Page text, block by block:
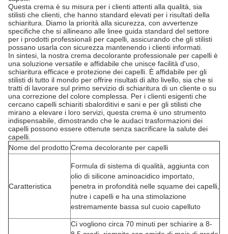
Questa crema è su misura per i clienti attenti alla qualità, sia
stilisti che clienti, che hanno standard elevati per i risultati della
schiaritura. Diamo la priorità alla sicurezza, con avvertenze
specifiche che si allineano alle linee guida standard del settore
per i prodotti professionali per capelli, assicurando che gli stilisti
possano usarla con sicurezza mantenendo i clienti informati.
In sintesi, la nostra crema decolorante professionale per capelli è
una soluzione versatile e affidabile che unisce facilità d'uso,
schiaritura efficace e protezione dei capelli. È affidabile per gli
stilisti di tutto il mondo per offrire risultati di alto livello, sia che si
tratti di lavorare sul primo servizio di schiaritura di un cliente o su
una correzione del colore complessa. Per i clienti esigenti che
cercano capelli schiariti sbalorditivi e sani e per gli stilisti che
mirano a elevare i loro servizi, questa crema è uno strumento
indispensabile, dimostrando che le audaci trasformazioni dei
capelli possono essere ottenute senza sacrificare la salute dei
capelli.
Nome del prodotto Crema decolorante per capelli
Caratteristica
Formula di sistema di qualità, aggiunta con
olio di silicone aminoacidico importato,
penetra in profondità nelle squame dei capelli,
nutre i capelli e ha una stimolazione
estremamente bassa sul cuoio capelluto
Ci vogliono circa 70 minuti per schiarire a 8-